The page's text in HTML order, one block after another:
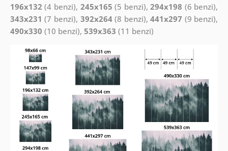
196x132 (4 benzi), 245x165 (5 benzi),294x198 (6 benzi),
343x231 (7 benzi), 392x264(8 benzi),441x297 (9 benzi),
490x330 (10 benzi), 539x363 (11 benzi)